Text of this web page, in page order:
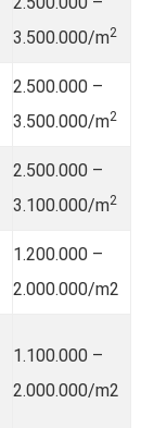
3.500.000/m2
2.500.000 –
3.500.000/m2
2.500.000 –
3.100.000/m2
1.200.000 –
2.000.000/m2
1.100.000 –
2.000.000/m2